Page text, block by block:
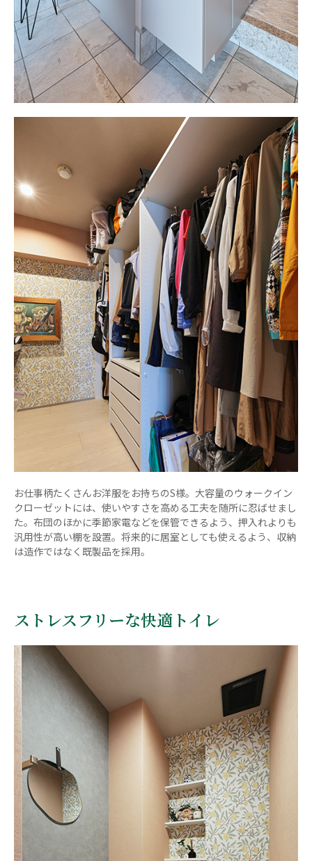
お仕事柄たくさんお洋服をお持ちのS様。大容量のウォークイン
クローゼットには、使いやすさを高める工夫を随所に忍ばせまし
た。布団のほかに季節家電などを保管できるよう、押入れよりも
汎用性が高い棚を設置。将来的に居室としても使えるよう、収納
は造作ではなく既製品を採用。
ストレスフリーな快適トイレ